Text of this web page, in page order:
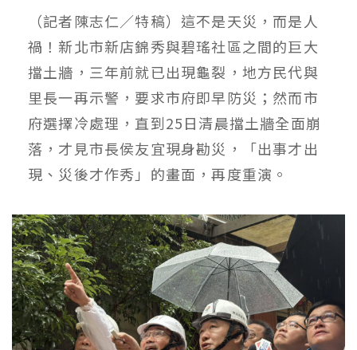
（記者陳志仁／特稿）這不是天災，而是人
禍！新北市新店錦秀與碧瑤社區之間的巨大
擋土牆，三年前就已出現龜裂，地方民代與
里長一再示警，要求市府即早防災；然而市
府選擇冷處理，直到25日清晨擋土牆全面崩
落，才見市長侯友宜現身勘災，「出事才出
現、災後才作秀」的畫面，再度重演。